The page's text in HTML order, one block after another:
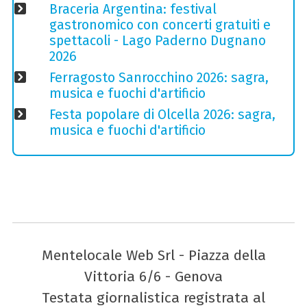
Braceria Argentina: festival
gastronomico con concerti gratuiti e
spettacoli - Lago Paderno Dugnano
2026
Ferragosto Sanrocchino 2026: sagra,
musica e fuochi d'artificio
Festa popolare di Olcella 2026: sagra,
musica e fuochi d'artificio
Mentelocale Web Srl - Piazza della
Vittoria 6/6 - Genova
Testata giornalistica registrata al